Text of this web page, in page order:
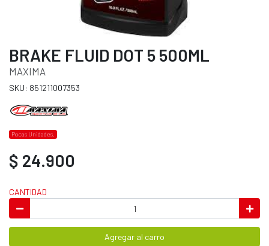
BRAKE FLUID DOT 5 500ML
MAXIMA
SKU: 851211007353
Pocas Unidades.
$ 24.900
CANTIDAD
Agregar al carro